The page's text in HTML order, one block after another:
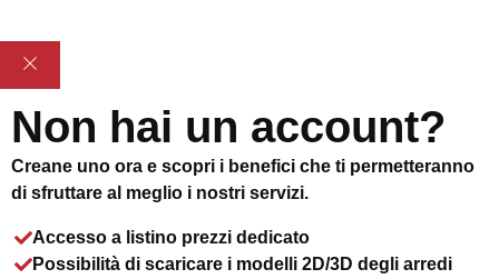
Non hai un account?
Creane uno ora e scopri i benefici che ti permetteranno
di sfruttare al meglio i nostri servizi.
Accesso a listino prezzi dedicato
Possibilità di scaricare i modelli 2D/3D degli arredi